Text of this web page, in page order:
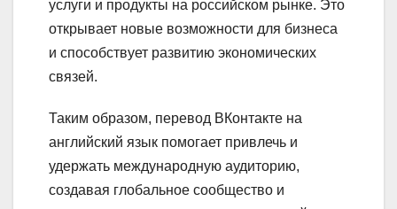
услуги и продукты на российском рынке. Это
открывает новые возможности для бизнеса
и способствует развитию экономических
связей.
Таким образом, перевод ВКонтакте на
английский язык помогает привлечь и
удержать международную аудиторию,
создавая глобальное сообщество и